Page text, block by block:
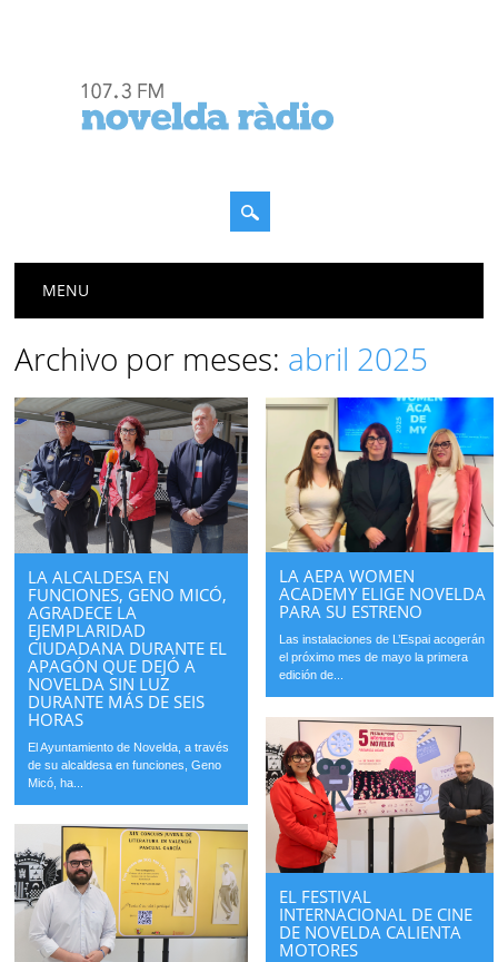
Menú principal
MENU
Archivo por meses: abril 2025
LA ALCALDESA EN
FUNCIONES, GENO MICÓ,
AGRADECE LA
EJEMPLARIDAD
CIUDADANA DURANTE EL
APAGÓN QUE DEJÓ A
NOVELDA SIN LUZ
DURANTE MÁS DE SEIS
HORAS
El Ayuntamiento de Novelda, a través
de su alcaldesa en funciones, Geno
Micó, ha...
LA AEPA WOMEN
ACADEMY ELIGE NOVELDA
PARA SU ESTRENO
Las instalaciones de L’Espai acogerán
el próximo mes de mayo la primera
edición de...
EL FESTIVAL
INTERNACIONAL DE CINE
DE NOVELDA CALIENTA
MOTORES